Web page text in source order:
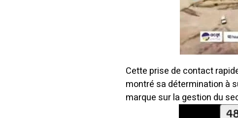
Cette prise de contact
montré sa détermination à
marque sur la gestion du